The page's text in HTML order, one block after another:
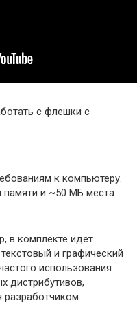
с флешки с
к компьютеру.
и ~50 МБ места
в комплекте идет
и графический
использования.
дистрибутивов,